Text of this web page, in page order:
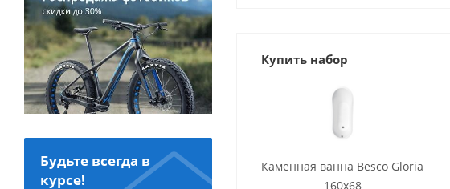
Купить набор
Каменная ванна Besco Gloria
160x68
Будьте всегда в
курсе!